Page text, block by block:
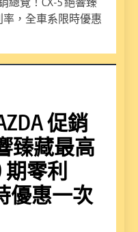
率，全車系限時優惠
促銷
臻藏最高
期零利
優惠一次